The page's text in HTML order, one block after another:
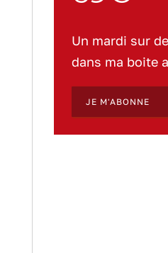
Un mardi sur
dans ma boite
JE M'ABONNE